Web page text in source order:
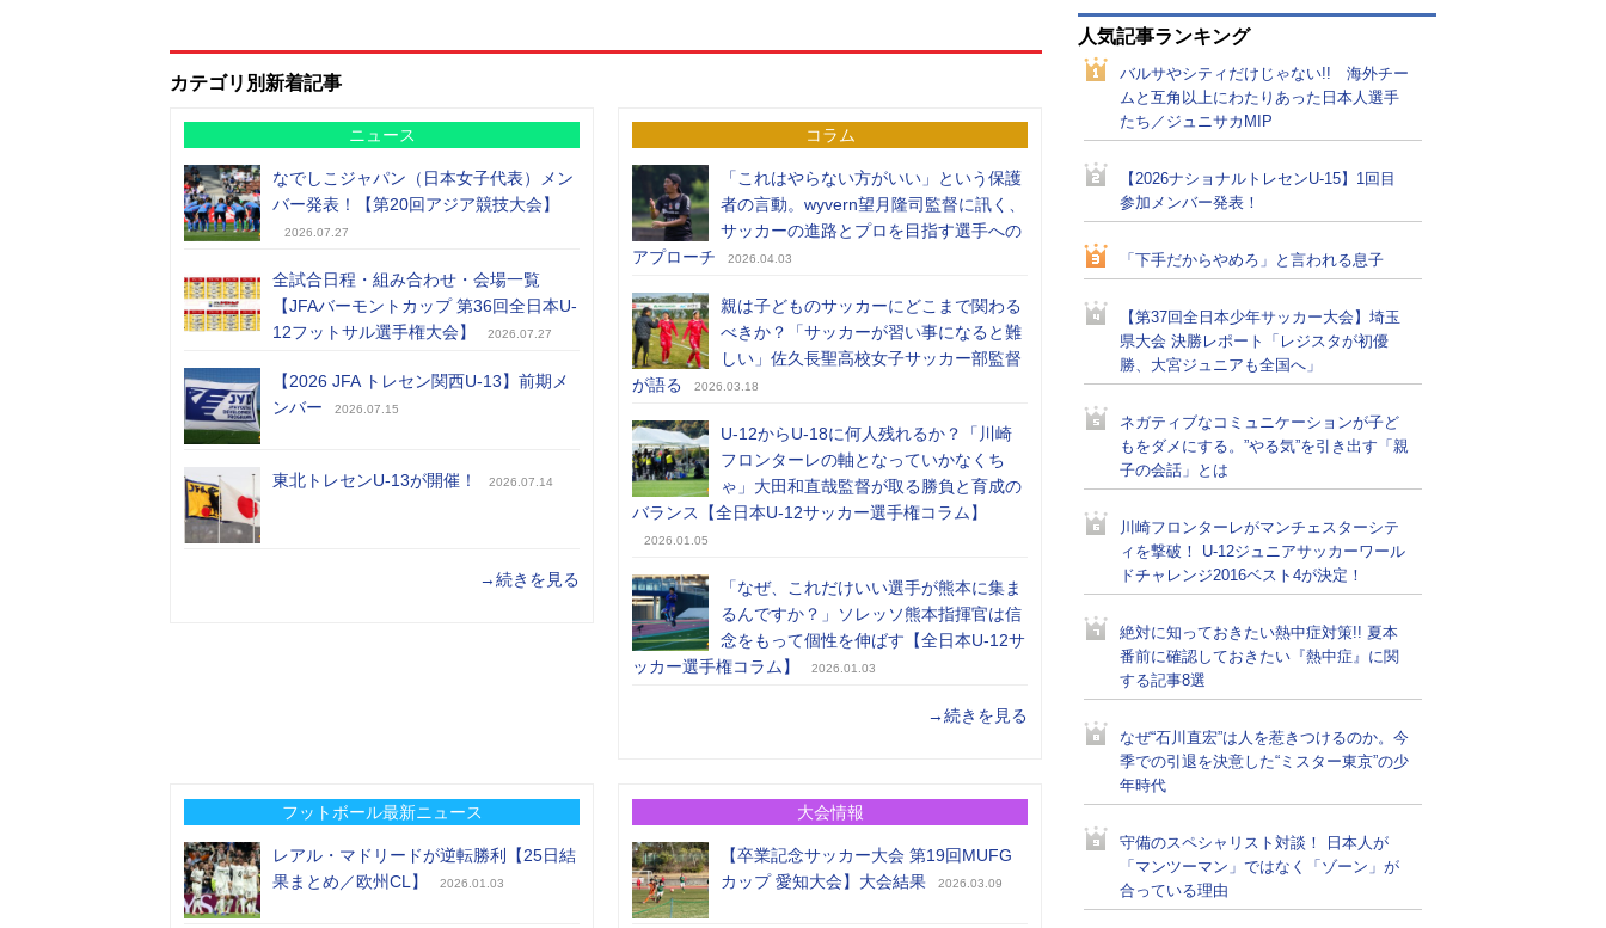
カテゴリ別新着記事
ニュース
なでしこジャパン（日本女子代表）メン
バー発表！【第20回アジア競技大会】
2026.07.27
全試合日程・組み合わせ・会場一覧
【JFAバーモントカップ 第36回全日本U-
12フットサル選手権大会】
2026.07.27
【2026 JFA トレセン関西U-13】前期メ
ンバー
2026.07.15
東北トレセンU-13が開催！ 2026.07.14
→続きを見る
コラム
「これはやらない方がいい」という保護
者の言動。wyvern望月隆司監督に訊く、
サッカーの進路とプロを目指す選手への
アプローチ
2026.04.03
親は子どものサッカーにどこまで関わる
べきか？「サッカーが習い事になると難
しい」佐久長聖高校女子サッカー部監督
が語る
2026.03.18
U-12からU-18に何人残れるか？「川崎
フロンターレの軸となっていかなくち
ゃ」大田和直哉監督が取る勝負と育成の
バランス【全日本U-12サッカー選手権コラム】
2026.01.05
「なぜ、これだけいい選手が熊本に集ま
るんですか？」ソレッソ熊本指揮官は信
念をもって個性を伸ばす【全日本U-12サ
ッカー選手権コラム】
2026.01.03
→続きを見る
フットボール最新ニュース
レアル・マドリードが逆転勝利【25日結
果まとめ／欧州CL】
2026.01.03
大会情報
【卒業記念サッカー大会 第19回MUFG
カップ 愛知大会】大会結果
2026.03.09
人気記事ランキング
バルサやシティだけじゃない!! 海外チー
ムと互角以上にわたりあった日本人選手
たち／ジュニサカMIP
【2026ナショナルトレセンU-15】1回目
参加メンバー発表！
「下手だからやめろ」と言われる息子
【第37回全日本少年サッカー大会】埼玉
県大会 決勝レポート「レジスタが初優
勝、大宮ジュニアも全国へ」
ネガティブなコミュニケーションが子ど
もをダメにする。”やる気”を引き出す「親
子の会話」とは
川崎フロンターレがマンチェスターシテ
ィを撃破！ U-12ジュニアサッカーワール
ドチャレンジ2016ベスト4が決定！
絶対に知っておきたい熱中症対策!! 夏本
番前に確認しておきたい『熱中症』に関
する記事8選
なぜ“石川直宏”は人を惹きつけるのか。今
季での引退を決意した“ミスター東京”の少
年時代
守備のスペシャリスト対談！ 日本人が
「マンツーマン」ではなく「ゾーン」が
合っている理由